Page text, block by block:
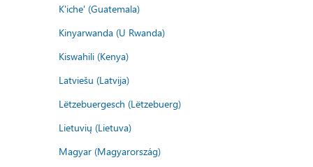
K'iche' (Guatemala)
Kinyarwanda (U Rwanda)
Kiswahili (Kenya)
Latviešu (Latvija)
Lëtzebuergesch (Lëtzebuerg)
Lietuvių (Lietuva)
Magyar (Magyarország)